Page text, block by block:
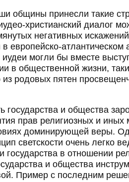
общины принесли такие
христианский диалог
негативных
европейско-
иудеи могли бы вместе
в общественной жизни,
из родовых пятен
государства и общества
прав религиозных и иных
доминирующей веры.
светскости очень легко
государства в отношении
и общества
Пример с последним